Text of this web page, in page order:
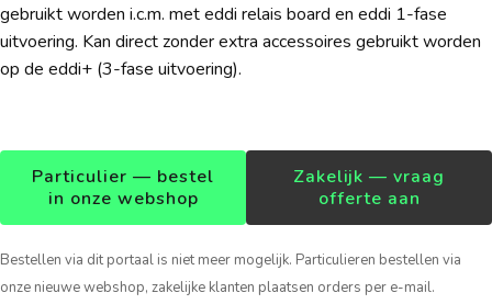
gebruikt worden i.c.m. met eddi relais board en eddi 1-fase
uitvoering. Kan direct zonder extra accessoires gebruikt worden
op de eddi+ (3-fase uitvoering).
Particulier — bestel
in onze webshop
Zakelijk — vraag
offerte aan
Bestellen via dit portaal is niet meer mogelijk. Particulieren bestellen via
onze nieuwe webshop, zakelijke klanten plaatsen orders per e-mail.